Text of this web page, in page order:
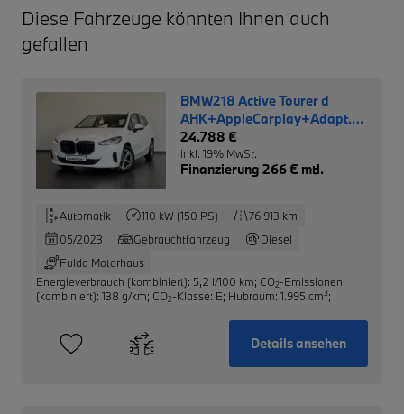
Diese Fahrzeuge könnten Ihnen auch
gefallen
BMW218 Active Tourer d
AHK+AppleCarplay+Adapt.-
LED
24.788 €
inkl. 19% MwSt.
Finanzierung 266 € mtl.
Automatik 110 kW (150 PS)
76.913 km
05/2023
Gebrauchtfahrzeug
Diesel
Fulda Motorhaus
Energieverbrauch (kombiniert): 5,2 l/100 km; CO2-Emissionen
(kombiniert): 138 g/km; CO2-Klasse: E; Hubraum: 1.995 cm3;
Details ansehen